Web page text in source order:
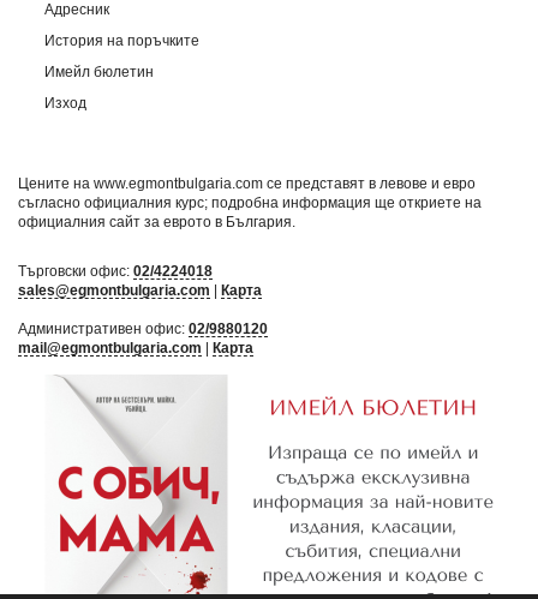
Адресник
История на поръчките
Имейл бюлетин
Изход
Цените на www.egmontbulgaria.com се представят в левове и евро
съгласно официалния курс; подробна информация ще откриете на
официалния сайт за еврото в България
Търговски офис: 02/4224018
sales@egmontbulgaria.com
Карта
Административен офис: 02/9880120
mail@egmontbulgaria.com
Карта